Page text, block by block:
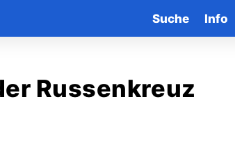
Suche Info
Russenkreuz